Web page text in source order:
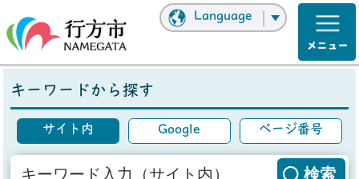
Language
キーワードから探す
サイト内 Google ページ番号